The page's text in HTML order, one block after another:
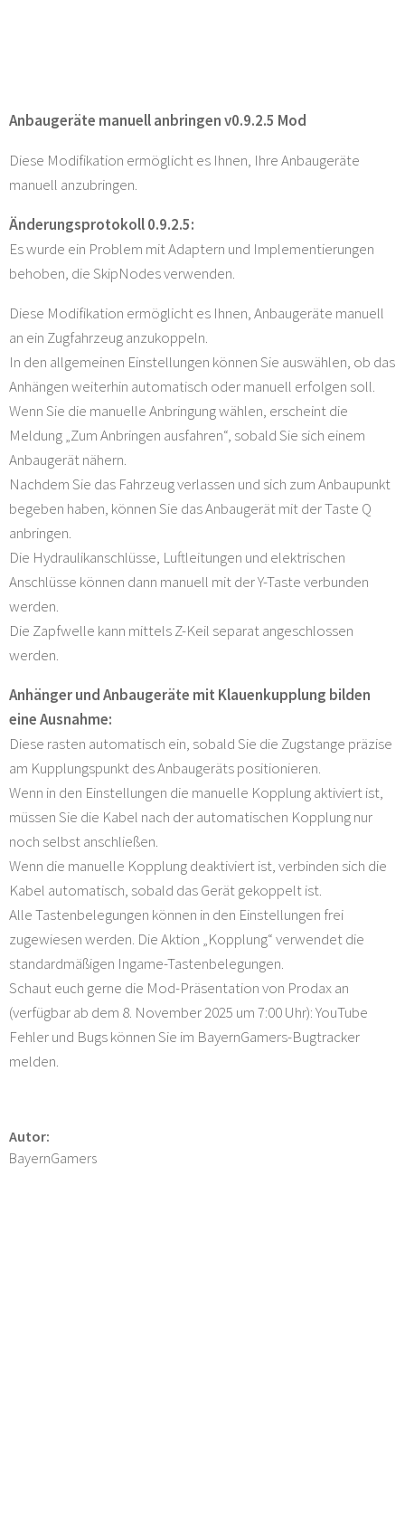
Anbaugeräte manuell anbringen v0.9.2.5 Mod
Diese Modifikation ermöglicht es Ihnen, Ihre Anbaugeräte
manuell anzubringen.
Änderungsprotokoll 0.9.2.5:
Es wurde ein Problem mit Adaptern und Implementierungen
behoben, die SkipNodes verwenden.
Diese Modifikation ermöglicht es Ihnen, Anbaugeräte manuell
an ein Zugfahrzeug anzukoppeln.
In den allgemeinen Einstellungen können Sie auswählen, ob das
Anhängen weiterhin automatisch oder manuell erfolgen soll.
Wenn Sie die manuelle Anbringung wählen, erscheint die
Meldung „Zum Anbringen ausfahren“, sobald Sie sich einem
Anbaugerät nähern.
Nachdem Sie das Fahrzeug verlassen und sich zum Anbaupunkt
begeben haben, können Sie das Anbaugerät mit der Taste Q
anbringen.
Die Hydraulikanschlüsse, Luftleitungen und elektrischen
Anschlüsse können dann manuell mit der Y-Taste verbunden
werden.
Die Zapfwelle kann mittels Z-Keil separat angeschlossen
werden.
Anhänger und Anbaugeräte mit Klauenkupplung bilden
eine Ausnahme:
Diese rasten automatisch ein, sobald Sie die Zugstange präzise
am Kupplungspunkt des Anbaugeräts positionieren.
Wenn in den Einstellungen die manuelle Kopplung aktiviert ist,
müssen Sie die Kabel nach der automatischen Kopplung nur
noch selbst anschließen.
Wenn die manuelle Kopplung deaktiviert ist, verbinden sich die
Kabel automatisch, sobald das Gerät gekoppelt ist.
Alle Tastenbelegungen können in den Einstellungen frei
zugewiesen werden. Die Aktion „Kopplung“ verwendet die
standardmäßigen Ingame-Tastenbelegungen.
Schaut euch gerne die Mod-Präsentation von Prodax an
(verfügbar ab dem 8. November 2025 um 7:00 Uhr): YouTube
Fehler und Bugs können Sie im BayernGamers-Bugtracker
melden.
Autor:
BayernGamers